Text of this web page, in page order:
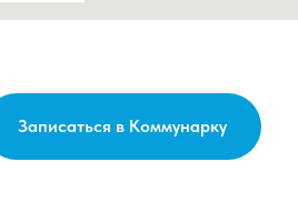
Записаться в Коммунарку